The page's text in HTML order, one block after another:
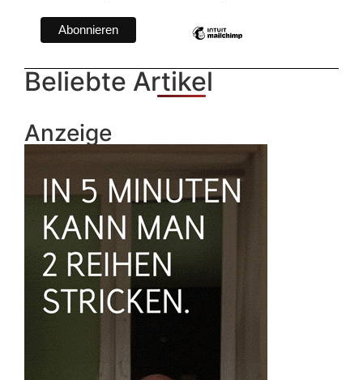
Beliebte Artikel
Anzeige